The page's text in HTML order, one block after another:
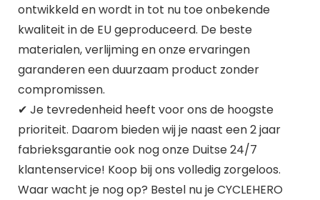
ontwikkeld en wordt in tot nu toe onbekende
kwaliteit in de EU geproduceerd. De beste
materialen, verlijming en onze ervaringen
garanderen een duurzaam product zonder
compromissen.
✔ Je tevredenheid heeft voor ons de hoogste
prioriteit. Daarom bieden wij je naast een 2 jaar
fabrieksgarantie ook nog onze Duitse 24/7
klantenservice! Koop bij ons volledig zorgeloos.
Waar wacht je nog op? Bestel nu je CYCLEHERO